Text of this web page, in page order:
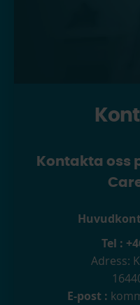
Kontakta oss
Tel :
Adress:
E-post :